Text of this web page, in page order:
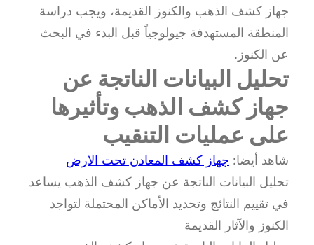
جهاز كشف الذهب والكنوز القديمة، ويجب دراسة
المنطقة المستهدفة جيولوجياً قبل البدء في البحث
عن الكنوز.
تحليل البيانات الناتجة عن
جهاز كشف الذهب وتأثيرها
على عمليات التنقيب
شاهد أيضا: جهاز كشف المعادن تحت الارض
تحليل البيانات الناتجة عن جهاز كشف الذهب يساعد
في تقييم النتائج وتحديد الأماكن المحتملة لتواجد
الكنوز والآثار القديمة